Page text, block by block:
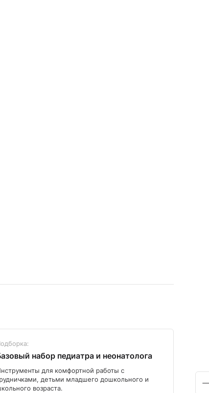
набор педиатра и неонатолога
для комфортной работы с
детьми младшего дошкольного и
возраста.